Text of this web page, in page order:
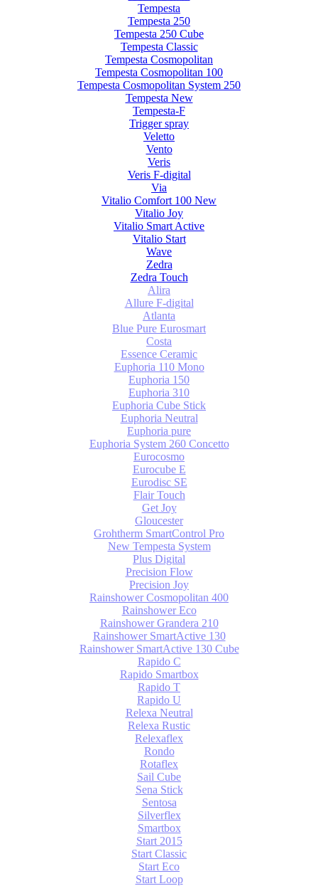
Tempesta
Tempesta 250
Tempesta 250 Cube
Tempesta Classic
Tempesta Cosmopolitan
Tempesta Cosmopolitan 100
Tempesta Cosmopolitan System 250
Tempesta New
Tempesta-F
Trigger spray
Veletto
Vento
Veris
Veris F-digital
Via
Vitalio Comfort 100 New
Vitalio Joy
Vitalio Smart Active
Vitalio Start
Wave
Zedra
Zedra Touch
Alira
Allure F-digital
Atlanta
Blue Pure Eurosmart
Costa
Essence Ceramic
Euphoria 110 Mono
Euphoria 150
Euphoria 310
Euphoria Cube Stick
Euphoria Neutral
Euphoria pure
Euphoria System 260 Concetto
Eurocosmo
Eurocube E
Eurodisc SE
Flair Touch
Get Joy
Gloucester
Grohtherm SmartControl Pro
New Tempesta System
Plus Digital
Precision Flow
Precision Joy
Rainshower Cosmopolitan 400
Rainshower Eco
Rainshower Grandera 210
Rainshower SmartActive 130
Rainshower SmartActive 130 Cube
Rapido C
Rapido Smartbox
Rapido T
Rapido U
Relexa Neutral
Relexa Rustic
Relexaflex
Rondo
Rotaflex
Sail Cube
Sena Stick
Sentosa
Silverflex
Smartbox
Start 2015
Start Classic
Start Eco
Start Loop